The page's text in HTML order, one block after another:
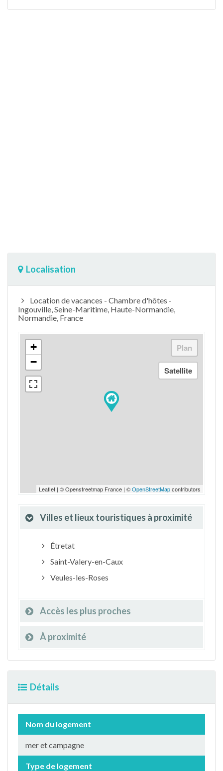
Localisation
Location de vacances - Chambre d'hôtes -
Ingouville, Seine-Maritime, Haute-Normandie,
Normandie, France
+
−
Leaflet | © Openstreetmap France | ©OpenStreetMapcontributors
Villes et lieux touristiques à proximité
Étretat
Saint-Valery-en-Caux
Veules-les-Roses
Accès les plus proches
À proximité
Détails
Nom du logement
mer et campagne
Type de logement